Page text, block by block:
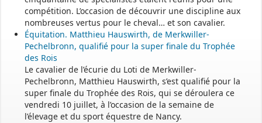
compétition. L’occasion de découvrir une discipline aux
nombreuses vertus pour le cheval… et son cavalier.
Équitation. Matthieu Hauswirth, de Merkwiller-
Pechelbronn, qualifié pour la super finale du Trophée
des Rois
Le cavalier de l’écurie du Loti de Merkwiller-
Pechelbronn, Matthieu Hauswirth, s’est qualifié pour la
super finale du Trophée des Rois, qui se déroulera ce
vendredi 10 juillet, à l’occasion de la semaine de
l’élevage et du sport équestre de Nancy.